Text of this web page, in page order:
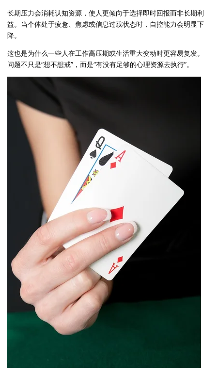
长期压力会消耗认知资源，使人更倾向于选择即时回报而非长期利
益。当个体处于疲惫、焦虑或信息过载状态时，自控能力会明显下
降。
这也是为什么一些人在工作高压期或生活重大变动时更容易复发。
问题不只是“想不想戒”，而是“有没有足够的心理资源去执行”。